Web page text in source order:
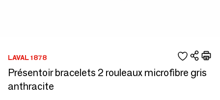
LAVAL 1878
Présentoir bracelets 2 rouleaux microfibre gris
anthracite